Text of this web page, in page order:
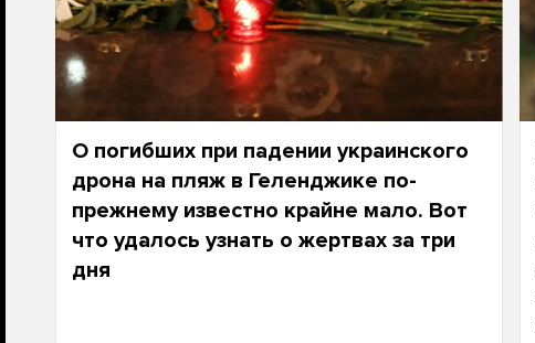
О погибших при падении украинского
дрона на пляж в Геленджике по-
прежнему известно крайне мало. Вот
что удалось узнать о жертвах за три
дня